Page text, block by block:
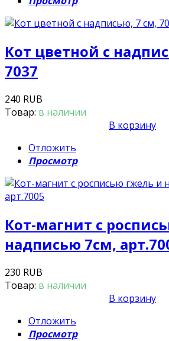
Кот цветной с
7037
240 RUB
Товар: в наличии
В корзину
Отложить
Просмотр
Кот-магнит с
надписью 7см,
230 RUB
Товар: в наличии
В корзину
Отложить
Просмотр